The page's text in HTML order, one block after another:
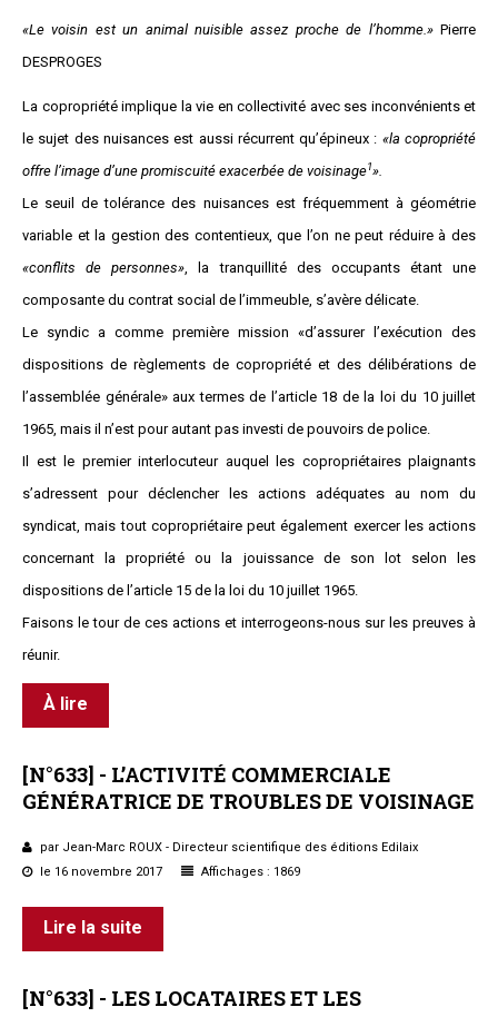
«Le voisin est un animal nuisible assez proche de l’homme.» Pierre
DESPROGES
La copropriété implique la vie en collectivité avec ses inconvénients et
le sujet des nuisances est aussi récurrent qu’épineux : «la copropriété
offre l’image d’une promiscuité exacerbée de voisinage1».
Le seuil de tolérance des nuisances est fréquemment à géométrie
variable et la gestion des contentieux, que l’on ne peut réduire à des
«conflits de personnes» , la tranquillité des occupants étant une
composante du contrat social de l’immeuble, s’avère délicate.
Le syndic a comme première mission «d’assurer l’exécution des
dispositions de règlements de copropriété et des délibérations de
l’assemblée générale» aux termes de l’article 18 de la loi du 10 juillet
1965, mais il n’est pour autant pas investi de pouvoirs de police.
Il est le premier interlocuteur auquel les copropriétaires plaignants
s’adressent pour déclencher les actions adéquates au nom du
syndicat, mais tout copropriétaire peut également exercer les actions
concernant la propriété ou la jouissance de son lot selon les
dispositions de l’article 15 de la loi du 10 juillet 1965.
Faisons le tour de ces actions et interrogeons-nous sur les preuves à
réunir.
À lire
[N°633] - L’ACTIVITÉ COMMERCIALE
GÉNÉRATRICE DE TROUBLESDE VOISINAGE
par Jean-Marc ROUX - Directeur scientifique des éditions Edilaix
le 16 novembre 2017
Affichages : 1869
Lire la suite
[N°633] - LES LOCATAIRESET LES